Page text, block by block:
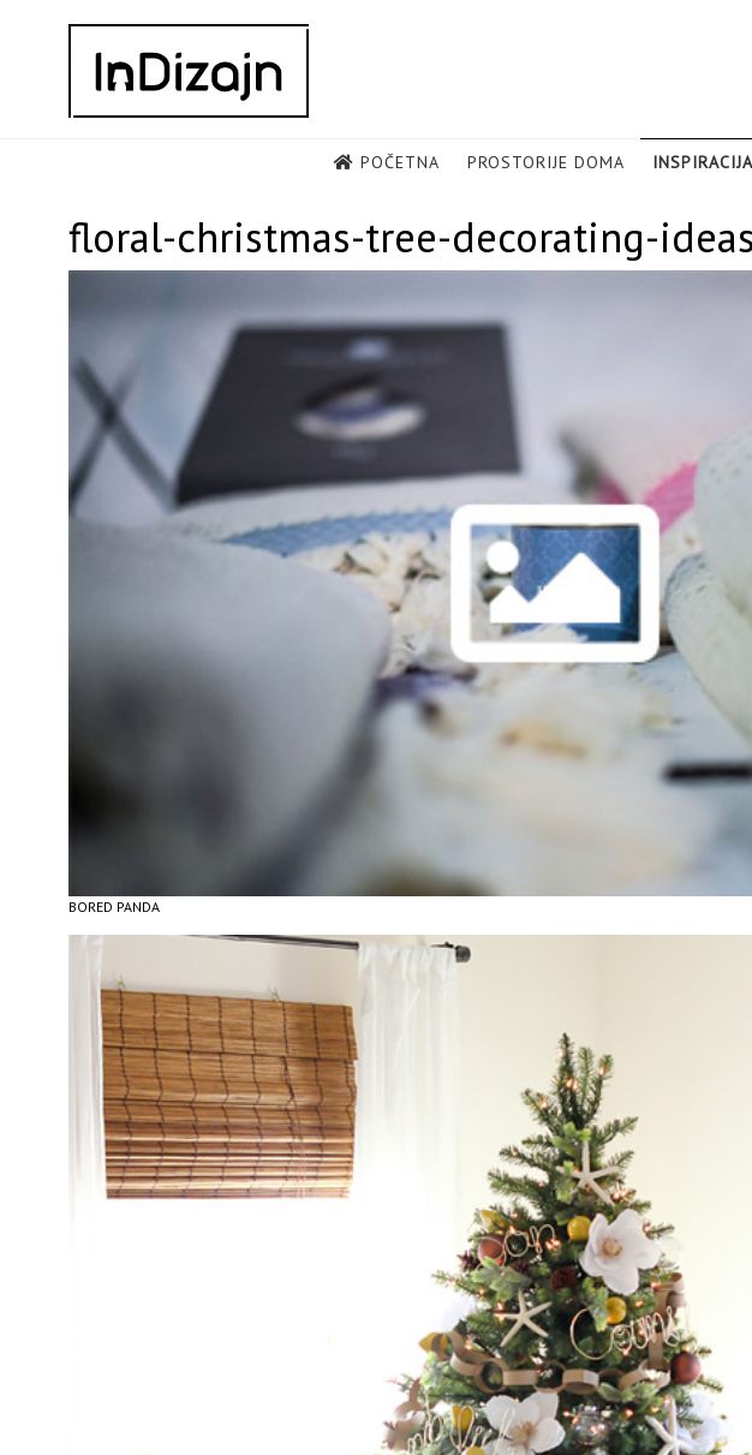
POČETNA PROSTORIJE DOMA INSPIRACIJA
floral-christmas-tree-decorating-
BORED PANDA